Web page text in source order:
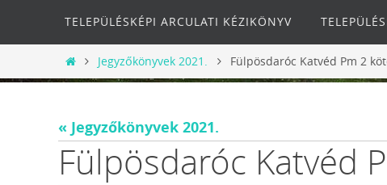
TELEPÜLÉSKÉPI ARCULATI KÉZIKÖNYV
Otthon
Jegyzőkönyvek 2021. Fülpösdaróc Katvéd Pm 2
« Jegyzőkönyvek 2021.
Fülpösdaróc Katvéd